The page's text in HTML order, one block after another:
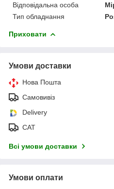
Відповідальна особа
Тип обладнання
Приховати
Умови доставки
Нова Пошта
Самовивіз
Delivery
САТ
Всі умови доставки
Умови оплати